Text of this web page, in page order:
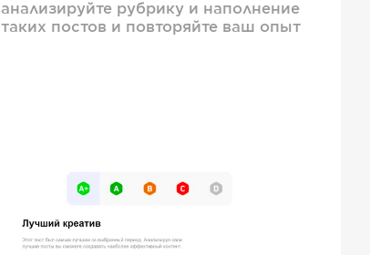
анализируйте рубрику и наполнение
таких постов и повторяйте ваш опыт